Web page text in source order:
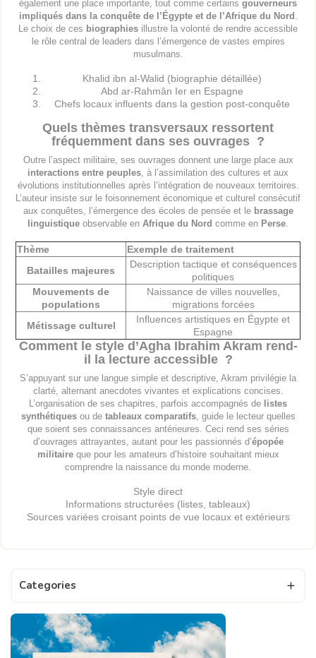
également une place importante, tout comme certains gouverneurs
impliqués dans la conquête de l’Égypte et de l’Afrique du Nord
Le choix de ces biographies illustre la volonté de rendre accessible
le rôle central de leaders dans l’émergence de vastes empires
musulmans.
Khalid ibn al-Walid (biographie détaillée)
Abd ar-Rahmân Ier en Espagne
Chefs locaux influents dans la gestion post-conquête
Quels thèmes transversaux ressortent
fréquemment dans ses ouvrages ?
Outre l’aspect militaire, ses ouvrages donnent une large place aux
interactions entre peuples , à l’assimilation des cultures et aux
évolutions institutionnelles après l’intégration de nouveaux territoires.
L’auteur insiste sur le foisonnement économique et culturel consécutif
aux conquêtes, l’émergence des écoles de pensée et le brassage
linguistique observable en Afrique du Nord comme en Perse
Thème
Exemple de traitement
Batailles majeures
Description tactique et conséquences
politiques
Mouvements de
populations
Naissance de villes nouvelles,
migrations forcées
Métissage culturel
Influences artistiques en Égypte et
Espagne
Comment le style d’Agha Ibrahim Akram rend-
il la lecture accessible ?
S’appuyant sur une langue simple et descriptive, Akram privilégie la
clarté, alternant anecdotes vivantes et explications concises.
L’organisation de ses chapitres, parfois accompagnés de listes
synthétiquesou de tableaux comparatifs, guide le lecteur quelles
que soient ses connaissances antérieures. Ceci rend ses séries
d’ouvrages attrayantes, autant pour les passionnés d’épopée
militaireque pour les amateurs d’histoire souhaitant mieux
comprendre la naissance du monde moderne.
Style direct
Informations structurées (listes, tableaux)
Sources variées croisant points de vue locaux et extérieurs
Categories 